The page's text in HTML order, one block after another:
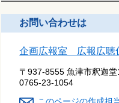
お問い合わせは
企画広報室 広報広聴
〒937-8555 魚津市釈迦堂
0765-23-1054